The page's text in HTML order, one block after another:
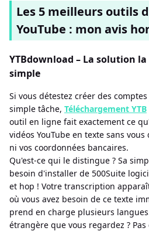
Les 5 meilleurs outils
YouTube : mon avis
YTBdownload – La solution
simple
Si vous détestez créer des
simple tâche, Téléchargement YTB
outil en ligne fait exactement ce
vidéos YouTube en texte sans
ni vos coordonnées bancaires.
Qu'est-ce qui le distingue ? Sa
besoin d'installer de 500Suite
et hop ! Votre transcription
où vous avez besoin de ce texte
prend en charge plusieurs
étrangère que vous regardez ?